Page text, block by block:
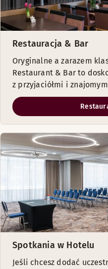
Restauracja & Bar
Oryginalne a zarazem
Restaurant & Bar to
z przyjaciółmi i
Spotkania w Hotelu
Jeśli chcesz dodać